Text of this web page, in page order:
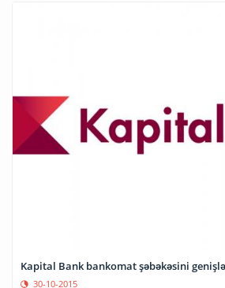
Kapital Bank bankomat şəbəkəsini
30-10-2015